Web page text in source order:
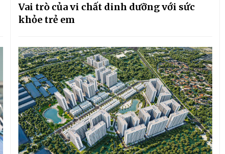
Vai trò của vi chất dinh dưỡng với sức
khỏe trẻ em